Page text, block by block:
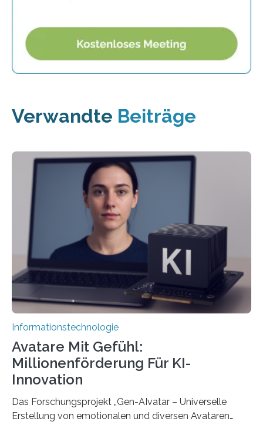
Verwandte Beiträge
Informationstechnologie
Avatare Mit Gefühl:
Millionenförderung Für KI-
Innovation
Das Forschungsprojekt „Gen-AIvatar – Universelle
Erstellung von emotionalen und diversen Avataren